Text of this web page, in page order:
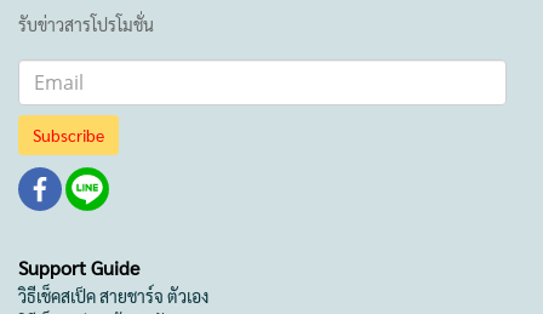
รับข่าวสารโปรโมชั่น
Subscribe
Support Guide
วิธีเช็คสเป็ค สายชาร์จ ตัวเอง